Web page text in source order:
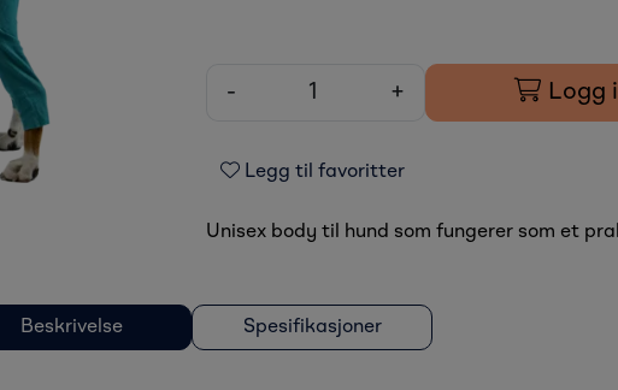
- + Logg
Legg til favoritter
Unisex body til hund som fungerer som et
Beskrivelse Spesifikasjoner